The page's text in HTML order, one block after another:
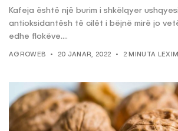
Kafeja është një burim i shkëlqyer
antioksidantësh të cilët i bëjnë mirë jo
edhe flokëve....
AGROWEB 20 JANAR, 2022 2 MINUTA LEXIM